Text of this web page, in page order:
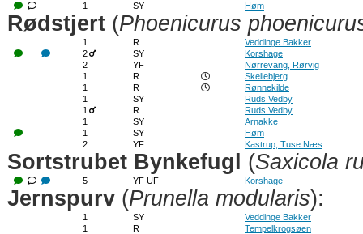
1
SY Høm
Rødstjert (Phoenicurus
1 R
Veddinge Bakker
2
SY
Korshage
2
YF
Nørrevang, Rørvig
1
R
Skellebjerg
1
R
Rønnekilde
1
SY
Ruds Vedby
1
R
Ruds Vedby
1
SY
Arnakke
1
SY
Høm
2
YF Kastrup, Tuse Næs
Sortstrubet Bynkefugl (Saxicola
5 YF UF Korshage
Jernspurv (Prunella modularis):
1 SY
Veddinge Bakker
1
R
Tempelkrogsøen